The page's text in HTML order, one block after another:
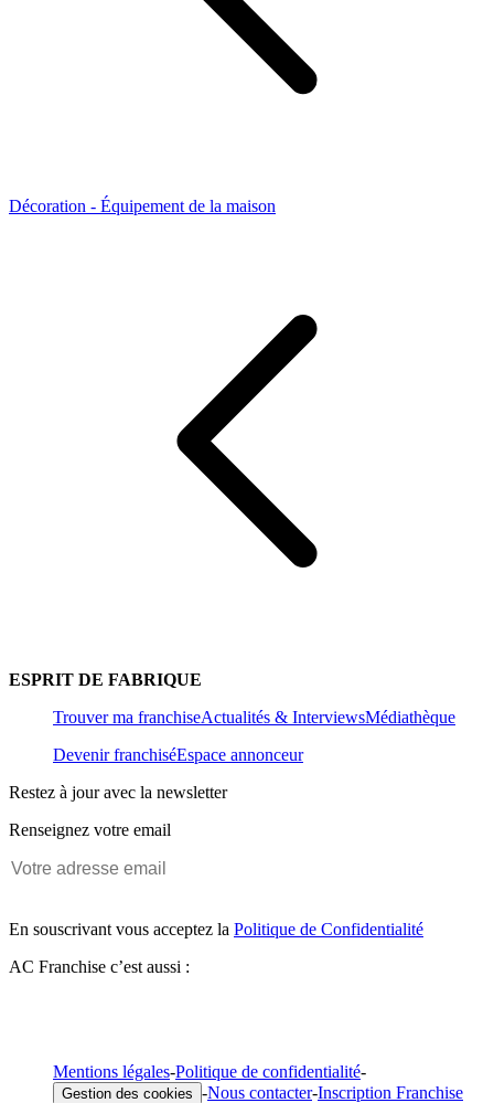
Décoration - Équipement de la maison
ESPRIT DE FABRIQUE
Trouver ma franchiseActualités & InterviewsMédiathèque
Devenir franchiséEspace annonceur
Restez à jour avec la newsletter
Renseignez votre email
En souscrivant vous acceptez la Politique de Confidentialité
AC Franchise c’est aussi :
Mentions légales-Politique de confidentialité-
Gestion des cookies -Nous contacter-Inscription Franchise